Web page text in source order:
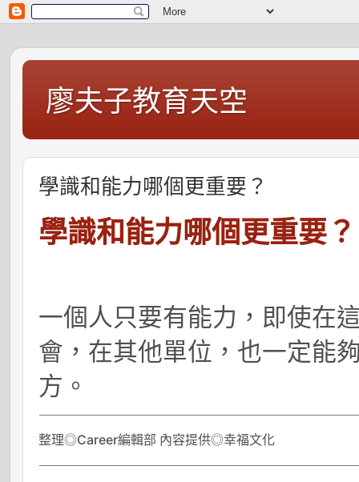
廖夫子教育天空
學識和能力哪個更重要？
學識和能力哪個更重要？
一個人只要有能力，即使在
會，在其他單位，也一定能
方。
整理◎Career編輯部 內容提供◎幸福文化